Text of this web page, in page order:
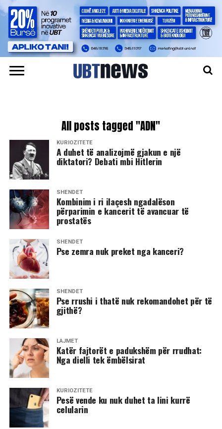
All posts tagged "ADN"
KURIOZITETE
A duhet të analizojmë gjakun e një
diktatori? Debati mbi Hitlerin
SHËNDET
Kombinim i ri ilaçesh ngadalëson
përparimin e kancerit të avancuar të
prostatës
SHËNDET
Pse zemra nuk preket nga kanceri?
SHËNDET
Pse rrushi i thatë nuk rekomandohet për të
gjithë?
LAJMET
Katër fajtorët e padukshëm për rrudhat:
Nga dielli tek ëmbëlsirat
KURIOZITETE
Pesë vende ku nuk duhet ta lini kurrë
celularin